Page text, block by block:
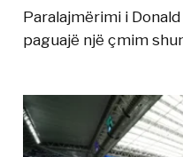
Paralajmërimi i
paguajë një çmim